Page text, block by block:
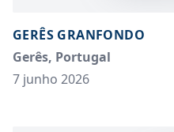
GERÊS GRANFONDO
Gerês, Portugal
7 junho 2026